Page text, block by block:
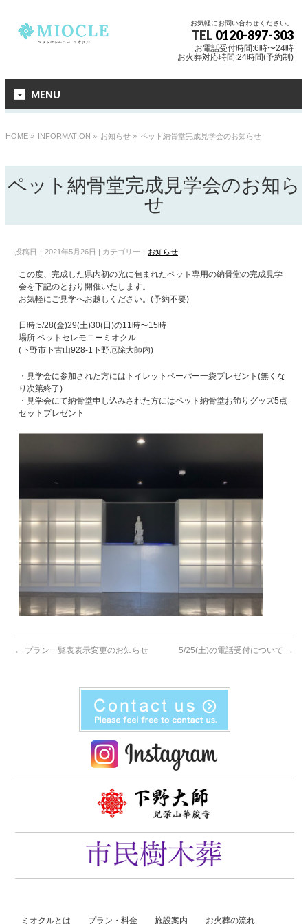
お気軽にお問い合わせください。
TEL 0120-897-303
お電話受付時間:6時〜24時
お火葬対応時間:24時間(予約制)
MENU
HOME » INFORMATION » お知らせ » ペット納骨堂完成見学会のお知らせ
ペット納骨堂完成見学会のお知ら
せ
投稿日：2021年5月26日 | カテゴリー： お知らせ
この度、完成した県内初の光に包まれたペット専用の納骨堂の完成見学
会を下記のとおり開催いたします。
お気軽にご見学へお越しください。(予約不要)
日時:5/28(金)29(土)30(日)の11時〜15時
場所:ペットセレモニーミオクル
(下野市下古山928-1下野厄除大師内)
・見学会に参加された方にはトイレットペーパー一袋プレゼント(無くな
り次第終了)
・見学会にて納骨堂申し込みされた方にはペット納骨堂お飾りグッズ5点
セットプレゼント
← プラン一覧表表示変更のお知らせ 5/25(土)の電話受付について →
ミオクルとは プラン・料金 施設案内 お火葬の流れ